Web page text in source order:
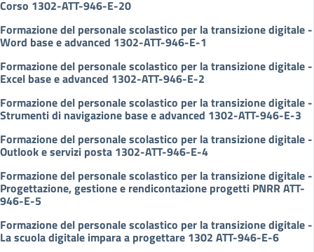
Corso 1302-ATT-946-E-20
Formazione del personale scolastico per la transizione digitale -
Word base e advanced 1302-ATT-946-E-1
Formazione del personale scolastico per la transizione digitale -
Excel base e advanced 1302-ATT-946-E-2
Formazione del personale scolastico per la transizione digitale -
Strumenti di navigazione base e advanced 1302-ATT-946-E-3
Formazione del personale scolastico per la transizione digitale -
Outlook e servizi posta 1302-ATT-946-E-4
Formazione del personale scolastico per la transizione digitale -
Progettazione, gestione e rendicontazione progetti PNRR ATT-
946-E-5
Formazione del personale scolastico per la transizione digitale -
La scuola digitale impara a progettare 1302 ATT-946-E-6